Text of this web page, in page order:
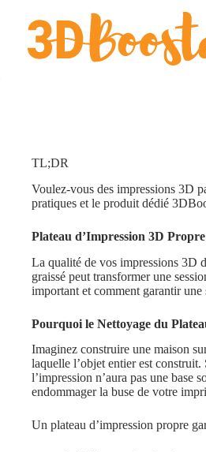
contenu
TL;DR
Voulez-vous des impressions 3D
pratiques et le produit dédié
Plateau d’Impression 3D
La qualité de vos impressions 3D
graissé peut transformer une
important et comment garantir
Pourquoi le Nettoyage du
Imaginez construire une maison
laquelle l’objet entier est
l’impression n’aura pas une base
endommager la buse de votre
Un plateau d’impression propre